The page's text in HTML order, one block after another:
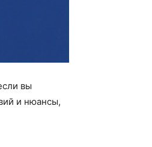
вы
и нюансы,